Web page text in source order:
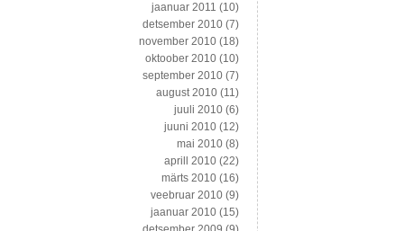
jaanuar 2011 (10)
detsember 2010 (7)
november 2010 (18)
oktoober 2010 (10)
september 2010 (7)
august 2010 (11)
juuli 2010 (6)
juuni 2010 (12)
mai 2010 (8)
aprill 2010 (22)
märts 2010 (16)
veebruar 2010 (9)
jaanuar 2010 (15)